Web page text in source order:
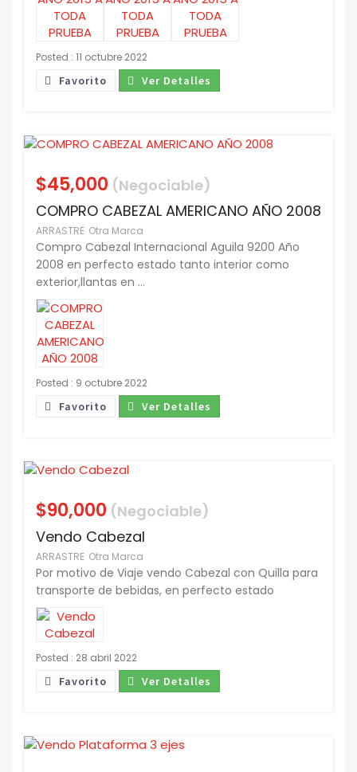
Posted : 11 octubre 2022
Favorito Ver Detalles
$45,000 (Negociable)
COMPRO CABEZAL AMERICANO AÑO 2008
ARRASTRE Otra Marca
Compro Cabezal Internacional Aguila 9200 Año
2008 en perfecto estado tanto interior como
exterior,llantas en ...
Posted : 9 octubre 2022
Favorito Ver Detalles
$90,000 (Negociable)
Vendo Cabezal
ARRASTRE Otra Marca
Por motivo de Viaje vendo Cabezal con Quilla para
transporte de bebidas, en perfecto estado
Posted : 28 abril 2022
Favorito Ver Detalles